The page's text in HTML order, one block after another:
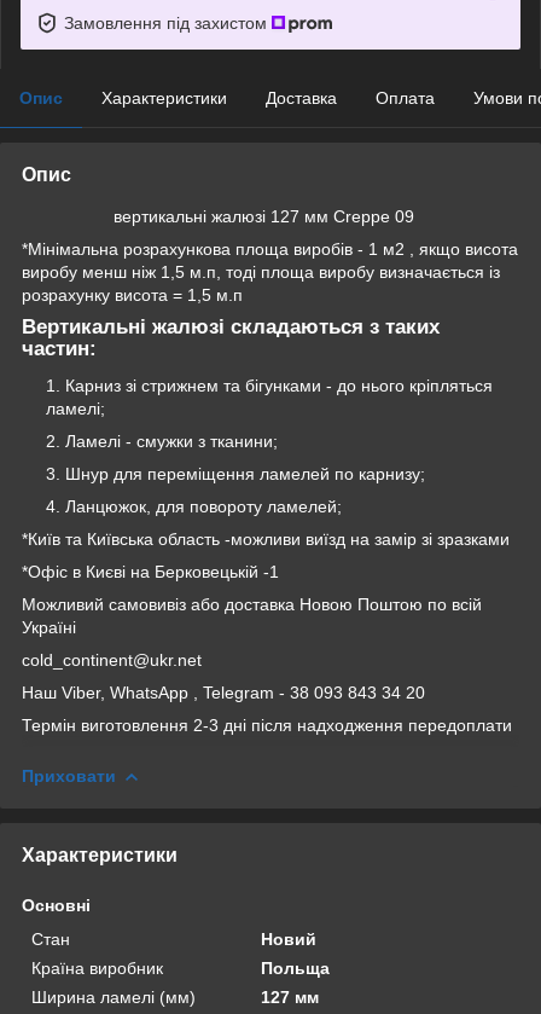
Замовлення під захистом
Опис Характеристики Доставка Оплата Умови
Опис
вертикальні жалюзі 127 мм Creppe 09
*Мінімальна розрахункова площа виробів - 1 м2 , якщо висота
виробу менш ніж 1,5 м.п, тоді площа виробу визначається із
розрахунку висота = 1,5 м.п
Вертикальні жалюзі складаються з таких
частин:
Карниз зі стрижнем та бігунками - до нього кріпляться
ламелі;
Ламелі - смужки з тканини;
Шнур для переміщення ламелей по карнизу;
Ланцюжок, для повороту ламелей;
*Київ та Київська область -можливи виїзд на замір зі зразками
*Офіс в Києві на Берковецькій -1
Можливий самовивіз або доставка Новою Поштою по всій
Україні
cold_continent@ukr.net
Наш Viber, WhatsApp , Telegram - 38 093 843 34 20
Термін виготовлення 2-3 дні після надходження передоплати
Приховати
Характеристики
Основні
Стан
Новий
Країна виробник
Польща
Ширина ламелі (мм)
127 мм